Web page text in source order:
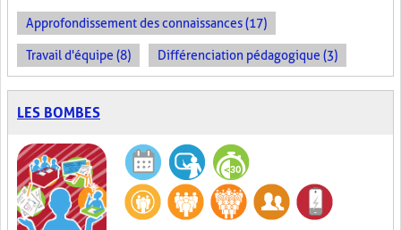
Approfondissement des connaissances (17)
Travail d'équipe (8) Différenciation pédagogique (3)
LES BOMBES